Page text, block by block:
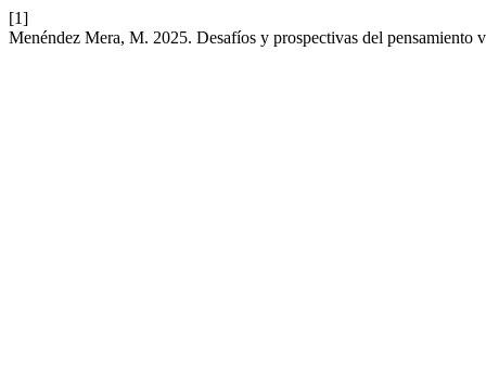
[1]
Menéndez Mera, M. 2025. Desafíos y prospectivas del pensamiento